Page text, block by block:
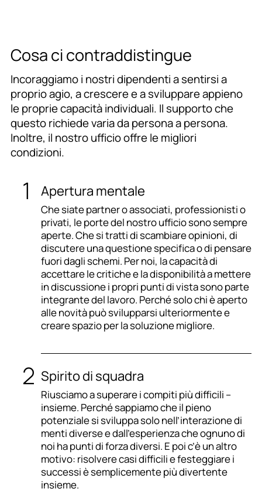
Cosa ci contraddistingue
Incoraggiamo i nostri dipendenti a sentirsi a
proprio agio, a crescere e a sviluppare appieno
le proprie capacità individuali. Il supporto che
questo richiede varia da persona a persona.
Inoltre, il nostro ufficio offre le migliori
condizioni.
Apertura mentale
Che siate partner o associati, professionisti o
privati, le porte del nostro ufficio sono sempre
aperte. Che si tratti di scambiare opinioni, di
discutere una questione specifica o di pensare
fuori dagli schemi. Per noi, la capacità di
accettare le critiche e la disponibilità a mettere
in discussione i propri punti di vista sono parte
integrante del lavoro. Perché solo chi è aperto
alle novità può svilupparsi ulteriormente e
creare spazio per la soluzione migliore.
Spirito di squadra
Riusciamo a superare i compiti più difficili –
insieme. Perché sappiamo che il pieno
potenziale si sviluppa solo nell’interazione di
menti diverse e dall’esperienza che ognuno di
noi ha punti di forza diversi. E poi c’è un altro
motivo: risolvere casi difficili e festeggiare i
successi è semplicemente più divertente
insieme.